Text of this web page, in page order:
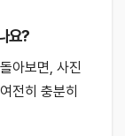
요?
아보면, 사진
전히 충분히